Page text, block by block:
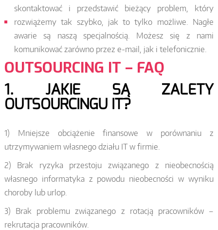
skontaktować i przedstawić bieżący problem, który
rozwiążemy tak szybko, jak to tylko możliwe. Nagłe
awarie są naszą specjalnością. Możesz się z nami
komunikować zarówno przez e-mail, jak i telefonicznie.
OUTSOURCING IT – FAQ
1. JAKIE SĄ ZALETY
OUTSOURCINGU IT?
1) Mniejsze obciążenie finansowe w porównaniu z
utrzymywaniem własnego działu IT w firmie.
2) Brak ryzyka przestoju związanego z nieobecnością
własnego informatyka z powodu nieobecności w wyniku
choroby lub urlop.
3) Brak problemu związanego z rotacją pracowników –
rekrutacja pracowników.